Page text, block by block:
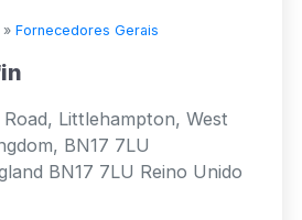
» Fornecedores Gerais
Littlehampton, West
BN17 7LU
BN17 7LU Reino Unido